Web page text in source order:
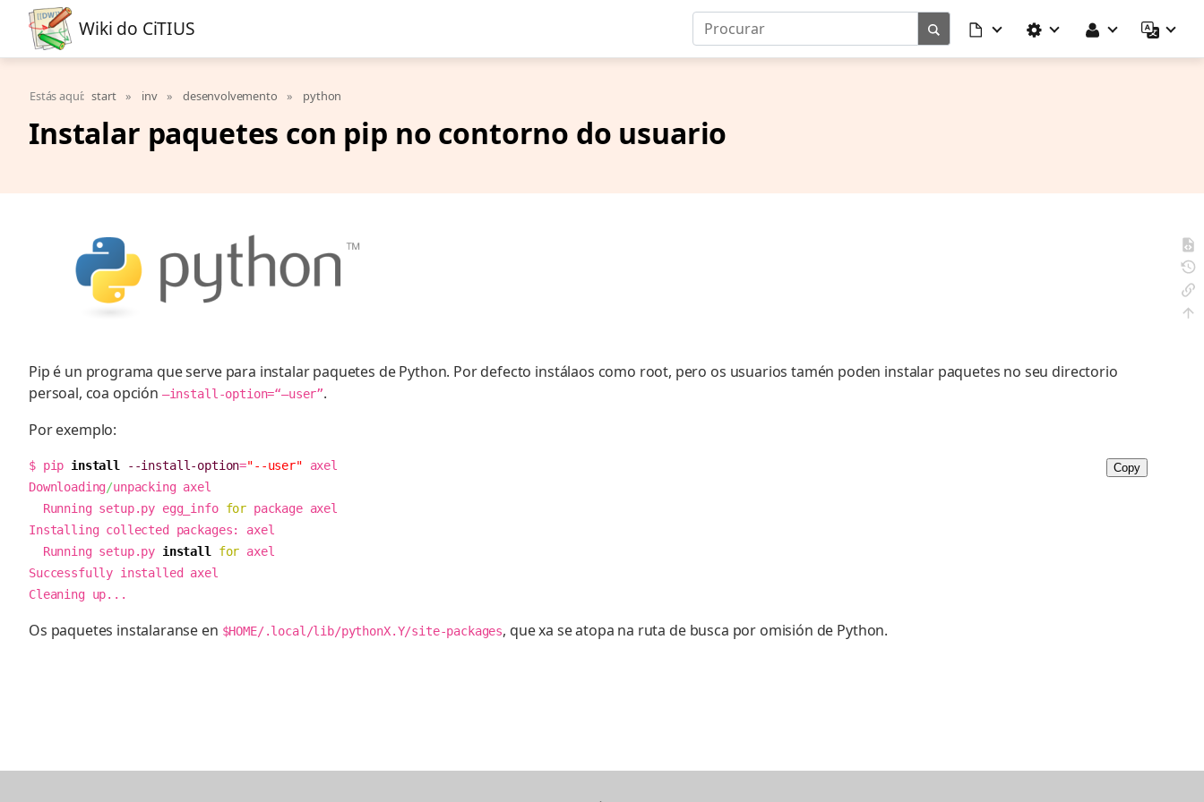
Wiki do CiTIUS
Estás aquí: start » inv » desenvolvemento » python
Instalar paquetes con pip no contorno do usuario
Pip é un programa que serve para instalar paquetes de Python. Por defecto instálaos como root, pero os usuarios tamén poden instalar paquetes no seu directorio
persoal, coa opción –install-option=“–user”.
Por exemplo:
$ pip install --install-option="--user" axel
Downloading/unpacking axel
  Running setup.py egg_info
for package axel
Installing collected packages: axel
  Running setup.py
install for axel
Successfully installed axel
Cleaning up...
Copy
Os paquetes instalaranse en $HOME/.local/lib/pythonX.Y/site-packages, que xa se atopa na ruta de busca por omisión de Python.